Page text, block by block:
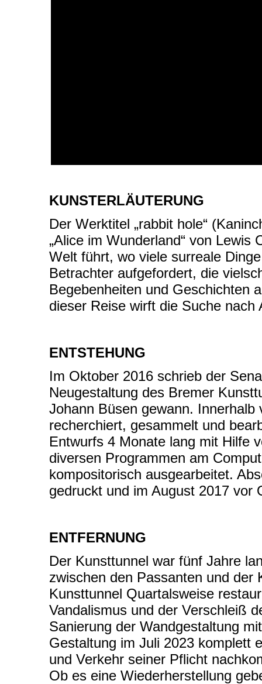
KUNSTERLÄUTERUNG
Der Werktitel „rabbit hole“
„Alice im Wunderland“ von Lewis
Welt führt, wo viele surreale
Betrachter aufgefordert, die
Begebenheiten und Geschichten
dieser Reise wirft die Suche
ENTSTEHUNG
Im Oktober 2016 schrieb der
Neugestaltung des Bremer
Johann Büsen gewann.
recherchiert, gesammelt und
Entwurfs 4 Monate lang mit Hilfe
diversen Programmen am
kompositorisch ausgearbeitet.
gedruckt und im August 2017 vor
ENTFERNUNG
Der Kunsttunnel war fünf Jahre
zwischen den Passanten und der
Kunsttunnel Quartalsweise
Vandalismus und der Verschleiß
Sanierung der Wandgestaltung
Gestaltung im Juli 2023 komplett
und Verkehr seiner Pflicht
Ob es eine Wiederherstellung